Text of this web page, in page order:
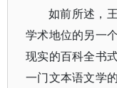
如前所述，
学术地位的另一
现实的百科全书
一门文本语文学